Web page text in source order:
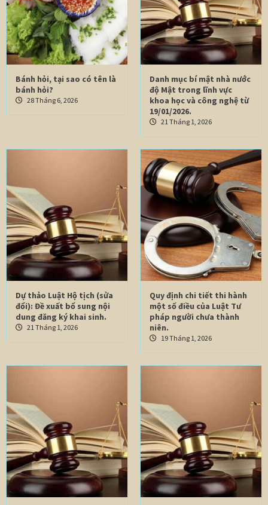
Bánh hỏi, tại sao có tên là
bánh hỏi?
28 Tháng 6, 2026
Danh mục bí mật nhà nước
độ Mật trong lĩnh vực
khoa học và công nghệ từ
19/01/2026.
21 Tháng 1, 2026
Dự thảo Luật Hộ tịch (sửa
đổi): Đề xuất bổ sung nội
dung đăng ký khai sinh.
21 Tháng 1, 2026
Quy định chi tiết thi hành
một số điều của Luật Tư
pháp người chưa thành
niên.
19 Tháng 1, 2026